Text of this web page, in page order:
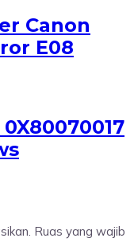
Canon
E08
Ruas yang wajib